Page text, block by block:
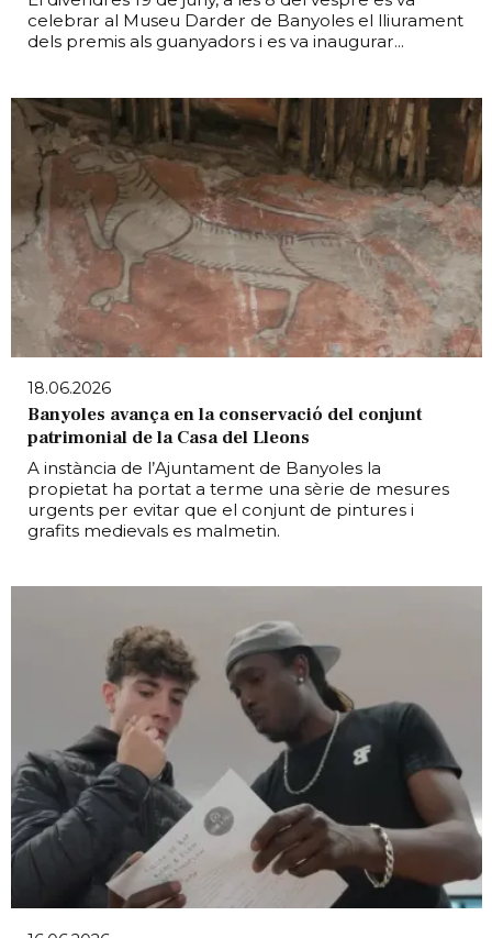
celebrar al Museu Darder de Banyoles el lliurament
dels premis als guanyadors i es va inaugurar...
18.06.2026
Banyoles avança en la conservació del conjunt
patrimonial de la Casa del Lleons
A instància de l’Ajuntament de Banyoles la
propietat ha portat a terme una sèrie de mesures
urgents per evitar que el conjunt de pintures i
grafits medievals es malmetin.